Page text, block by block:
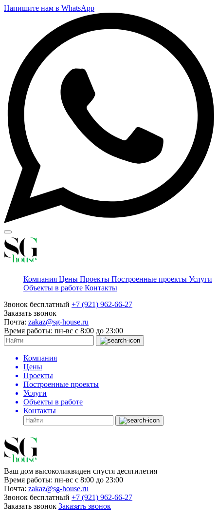
Напишите нам в WhatsApp
Компания Цены Проекты Построенные проекты Услуги
Объекты в работе Контакты
Звонок бесплатный +7 (921) 962-66-27
Заказать звонок
Почта: zakaz@sg-house.ru
Время работы: пн-вс с 8:00 до 23:00
Компания
Цены
Проекты
Построенные проекты
Услуги
Объекты в работе
Контакты
Ваш дом высоколиквиден спустя десятилетия
Время работы: пн-вс с 8:00 до 23:00
Почта: zakaz@sg-house.ru
Звонок бесплатный +7 (921) 962-66-27
Заказать звонок Заказать звонок